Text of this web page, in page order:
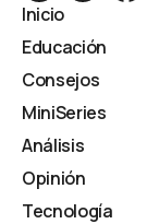
Inicio
Educación
Consejos
MiniSeries
Análisis
Opinión
Tecnología